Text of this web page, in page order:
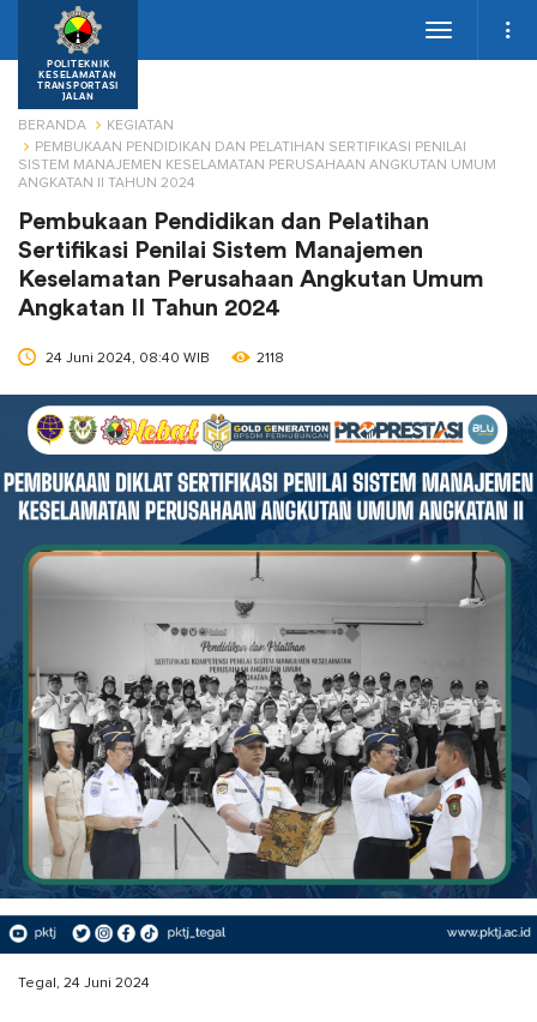
POLITEKNIK
KESELAMATAN
TRANSPORTASI
JALAN
Toggle
BERANDA
KEGIATAN
PEMBUKAAN PENDIDIKAN DAN PELATIHAN SERTIFIKASI PENILAI
SISTEM MANAJEMEN KESELAMATAN PERUSAHAAN ANGKUTAN UMUM
ANGKATAN II TAHUN 2024
Pembukaan Pendidikan dan Pelatihan
Sertifikasi Penilai Sistem Manajemen
Keselamatan Perusahaan Angkutan Umum
Angkatan II Tahun 2024
24 Juni 2024, 08:40 WIB 2118
Tegal, 24 Juni 2024